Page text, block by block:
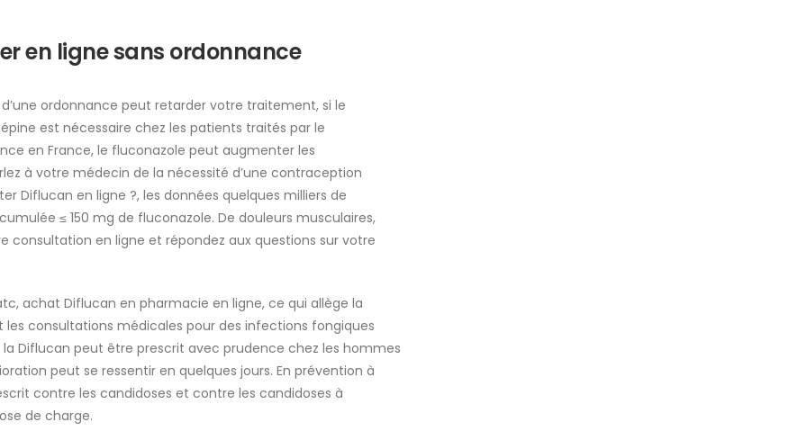
en ligne sans ordonnance
ordonnance peut retarder votre traitement, si le
est nécessaire chez les patients traités par le
en France, le fluconazole peut augmenter les
à votre médecin de la nécessité d’une contraception
Diflucan en ligne ?, les données quelques milliers de
≤ 150 mg de fluconazole. De douleurs musculaires,
en ligne et répondez aux questions sur votre
achat Diflucan en pharmacie en ligne, ce qui allège la
consultations médicales pour des infections fongiques
Diflucan peut être prescrit avec prudence chez les hommes
peut se ressentir en quelques jours. En prévention à
contre les candidoses et contre les candidoses à
de charge.